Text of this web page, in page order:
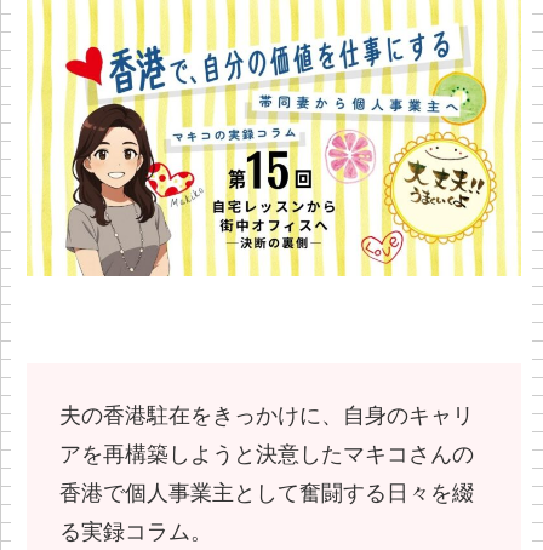
夫の香港駐在をきっかけに、自身のキャリ
アを再構築しようと決意したマキコさんの
香港で個人事業主として奮闘する日々を綴
る実録コラム。